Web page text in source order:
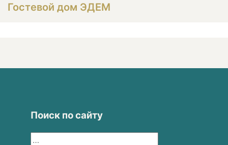
Гостевой дом ЭДЕМ
Поиск по сайту